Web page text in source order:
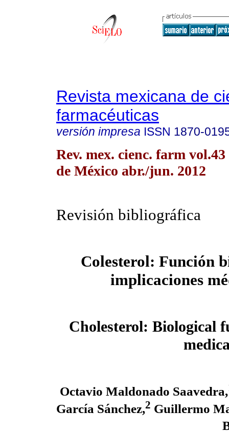
Revista mexicana de
farmacéuticas
versión impresa ISSN 1870-
Rev. mex. cienc. farm
de México abr./jun. 2012
Revisión bibliográfica
Colesterol: Función
implicaciones
Cholesterol: Biological
Octavio Maldonado Saavedra,
García Sánchez,2 Guillermo